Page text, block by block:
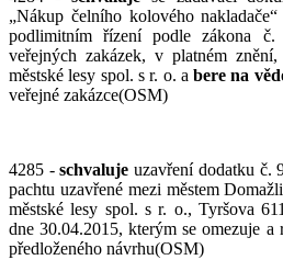
„Nákup čelního kolového
podlimitním řízení podle zákona
veřejných zakázek, v platném
městské lesy spol. s r. o. abere na
veřejné zakázce(OSM)
4285 -schvaluje uzavření dodatku č.
pachtu uzavřené mezi městem
městské lesy spol. s r. o., Tyršova
dne 30.04.2015, kterým se omezuje a
předloženého návrhu(OSM)